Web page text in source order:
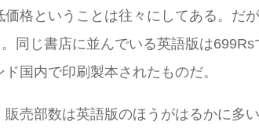
格ということは往々にしてある。だ
同じ書店に並んでいる英語版は
国内で印刷製本されたものだ。
売部数は英語版のほうがはるかに多